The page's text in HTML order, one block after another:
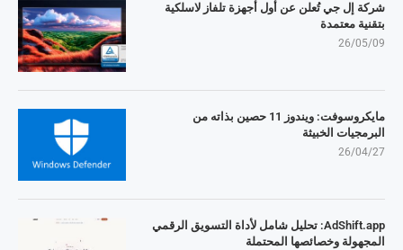
شركة إل جي تُعلن عن أول أجهزة تلفاز لاسلكية
بتقنية معتمدة
26/05/09
مايكروسوفت: ويندوز 11 حصين بذاته من
البرمجيات الخبيثة
26/04/27
AdShift.app: تحليل شامل لأداة التسويق الرقمي
المجهولة وخصائصها المحتملة